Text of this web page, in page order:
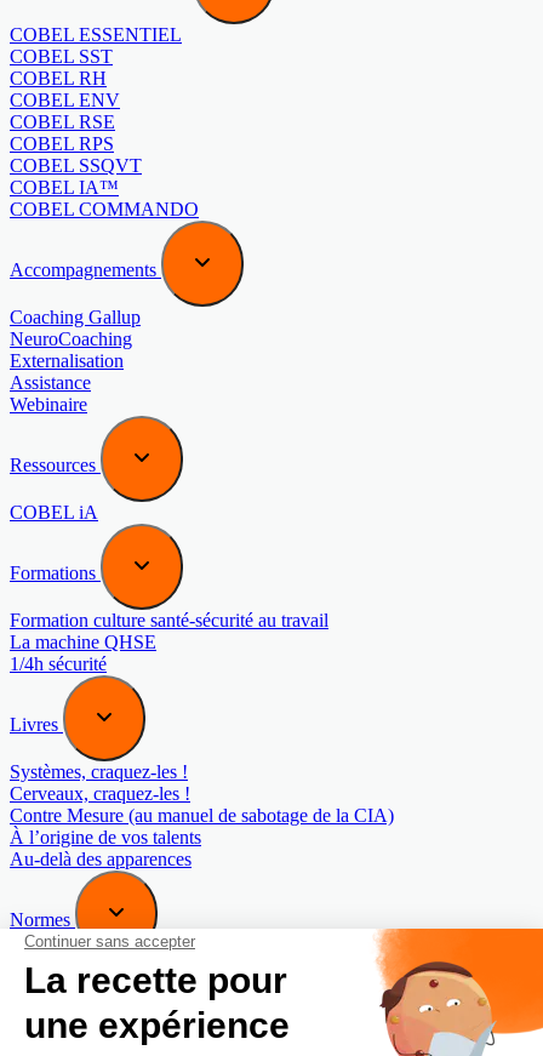
COBEL ESSENTIEL
COBEL SST
COBEL RH
COBEL ENV
COBEL RSE
COBEL RPS
COBEL SSQVT
COBEL IA™
COBEL COMMANDO
Accompagnements
Coaching Gallup
NeuroCoaching
Externalisation
Assistance
Webinaire
Ressources
COBEL iA
Formations
Formation culture santé-sécurité au travail
La machine QHSE
1/4h sécurité
Livres
Systèmes, craquez-les !
Cerveaux, craquez-les !
Contre Mesure (au manuel de sabotage de la CIA)
À l’origine de vos talents
Au-delà des apparences
Normes
Norme COBEL 40442 : Management du bon sens
Norme COBEL 40443 : Management de la Maturité
Blog